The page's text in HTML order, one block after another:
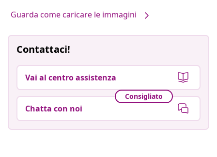
Guarda come caricare le immagini
Contattaci!
Vai al centro assistenza
Consigliato
Chatta con noi